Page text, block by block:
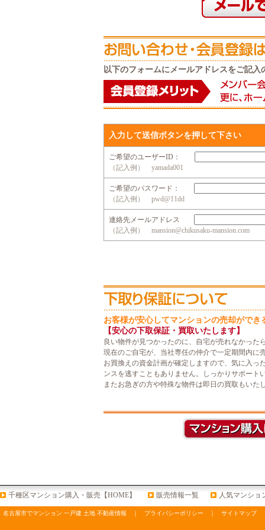
以下のフォームにメールアドレスをご記
入力して送信ボタンを押して下さい
ご希望のユーザーID：
（記入例） yamada001
ご希望のパスワード：
（記入例） pwd@11dd
連絡先メールアドレス
（記入例） mansion@chikusaku-mansion.com
お客様が安心してマンションの売却がで
【安心の下取保証・買取いたします】
良い物件が見つかったのに、自宅が売れなかっ
現在のご自宅が、当社専任の仲介で一定期間内に
お買換えの資金計画が確定しますので、気に入
ンスを逃すこともありません。しっかりサポート
またお急ぎの方や特殊な物件は即日の買取もいた